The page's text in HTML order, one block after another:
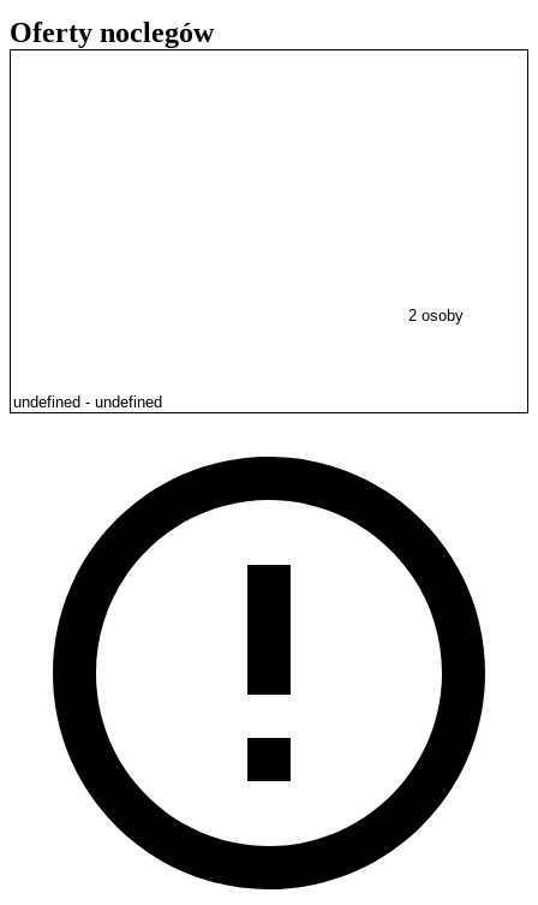
Oferty noclegów
2 osoby